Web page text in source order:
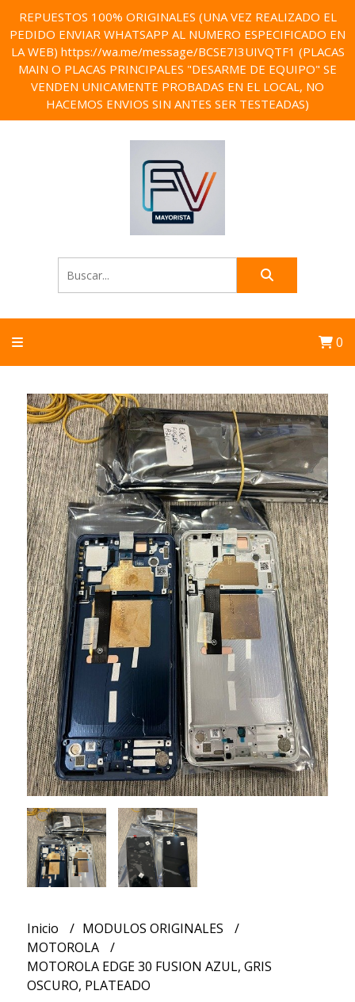
REPUESTOS 100% ORIGINALES (UNA VEZ REALIZADO EL
PEDIDO ENVIAR WHATSAPP AL NUMERO ESPECIFICADO EN
LA WEB) https://wa.me/message/BCSE7I3UIVQTF1 (PLACAS
MAIN O PLACAS PRINCIPALES "DESARME DE EQUIPO" SE
VENDEN UNICAMENTE PROBADAS EN EL LOCAL, NO
HACEMOS ENVIOS SIN ANTES SER TESTEADAS)
0
Inicio
MODULOS ORIGINALES
MOTOROLA
MOTOROLA EDGE 30 FUSION AZUL, GRIS
OSCURO, PLATEADO